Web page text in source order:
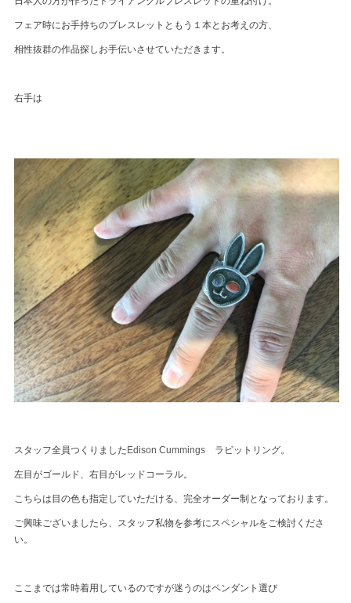
フェア時にお手持ちのブレスレットともう１本とお考えの方、
相性抜群の作品探しお手伝いさせていただきます。
右手は
スタッフ全員つくりましたEdison Cummings ラビットリング。
左目がゴールド、右目がレッドコーラル。
こちらは目の色も指定していただける、完全オーダー制となっております。
ご興味ございましたら、スタッフ私物を参考にスペシャルをご検討くださ
い。
ここまでは常時着用しているのですが迷うのはペンダント選び